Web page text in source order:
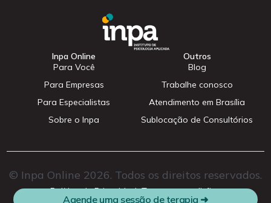
Inpa Online
Para Você
Para Empresas
Para Especialistas
Sobre o Inpa
Outros
Blog
Trabalhe conosco
Atendimento em Brasília
Sublocação de Consultórios
© Inpa Online 2026. Todos os direitos reservados.
Política de PrivacidadeTermos e condições
Agende uma sessão de terapia ➜